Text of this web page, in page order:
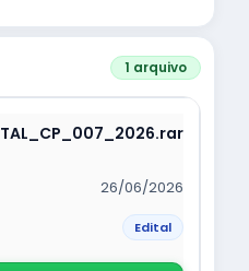
1 arquivo
26/06/2026
Edital